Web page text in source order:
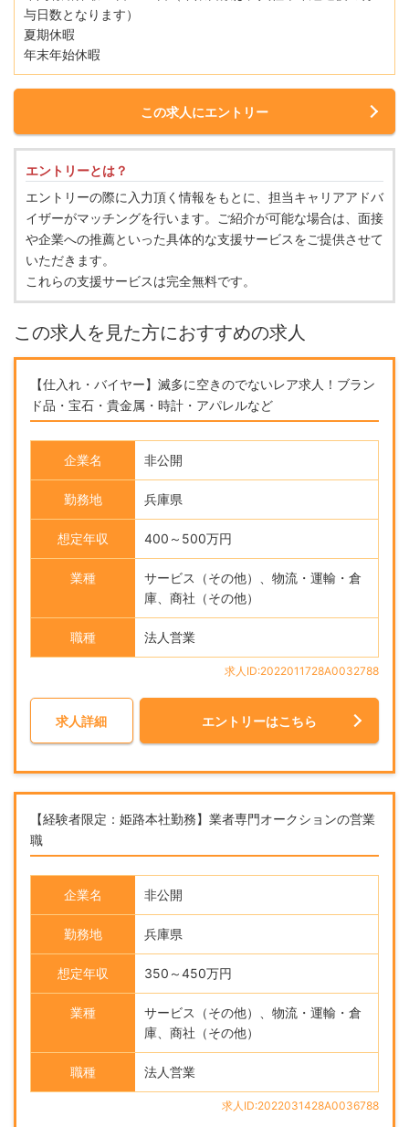
与日数となります）
夏期休暇
年末年始休暇
この求人にエントリー
エントリーとは？
エントリーの際に入力頂く情報をもとに、担当キャリアアドバ
イザーがマッチングを行います。ご紹介が可能な場合は、面接
や企業への推薦といった具体的な支援サービスをご提供させて
いただきます。
これらの支援サービスは完全無料です。
この求人を見た方におすすめの求人
【仕入れ・バイヤー】滅多に空きのでないレア求人！ブラン
ド品・宝石・貴金属・時計・アパレルなど
企業名 非公開
勤務地 兵庫県
想定年収 400～500万円
業種
サービス（その他）、物流・運輸・倉
庫、商社（その他）
職種 法人営業
求人ID:2022011728A0032788
求人詳細 エントリーはこちら
【経験者限定：姫路本社勤務】業者専門オークションの営業
職
企業名 非公開
勤務地 兵庫県
想定年収 350～450万円
業種
サービス（その他）、物流・運輸・倉
庫、商社（その他）
職種 法人営業
求人ID:2022031428A0036788